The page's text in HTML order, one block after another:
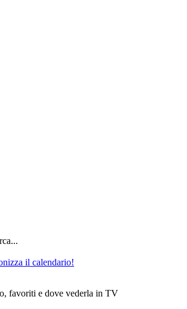
il calendario!
favoriti e dove vederla in TV